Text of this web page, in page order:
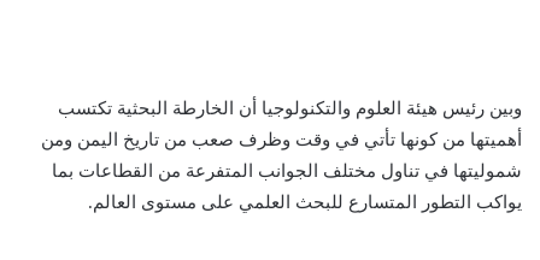
وبين رئيس هيئة العلوم والتكنولوجيا أن الخارطة البحثية تكتسب
أهميتها من كونها تأتي في وقت وظرف صعب من تاريخ اليمن ومن
شموليتها في تناول مختلف الجوانب المتفرعة من القطاعات بما
يواكب التطور المتسارع للبحث العلمي على مستوى العالم.